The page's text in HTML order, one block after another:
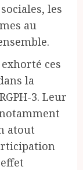
les
au
ces
la
3. Leur
atout